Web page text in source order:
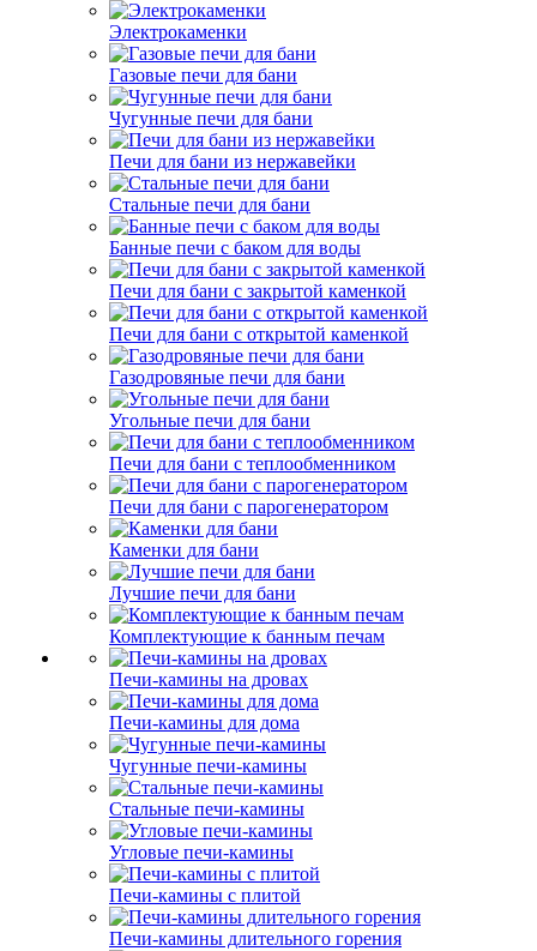
Электрокаменки
Газовые печи для бани
Чугунные печи для бани
Печи для бани из нержавейки
Стальные печи для бани
Банные печи с баком для воды
Печи для бани с закрытой каменкой
Печи для бани с открытой каменкой
Газодровяные печи для бани
Угольные печи для бани
Печи для бани с теплообменником
Печи для бани с парогенератором
Каменки для бани
Лучшие печи для бани
Комплектующие к банным печам
Печи-камины на дровах
Печи-камины для дома
Чугунные печи-камины
Стальные печи-камины
Угловые печи-камины
Печи-камины с плитой
Печи-камины длительного горения